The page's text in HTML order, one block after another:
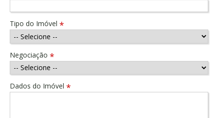
Tipo do Imóvel *
Negociação *
Dados do Imóvel *